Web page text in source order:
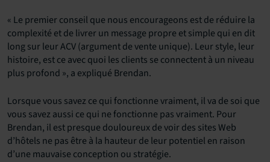
« Le premier conseil que nous encourageons est de réduire la
complexité et de livrer un message propre et simple qui en dit
long sur leur ACV (argument de vente unique). Leur style, leur
histoire, est ce avec quoi les clients se connectent à un niveau
plus profond », a expliqué Brendan.
Lorsque vous savez ce qui fonctionne vraiment, il va de soi que
vous savez aussi ce qui ne fonctionne pas vraiment. Pour
Brendan, il est presque douloureux de voir des sites Web
d’hôtels ne pas être à la hauteur de leur potentiel en raison
d’une mauvaise conception ou stratégie.